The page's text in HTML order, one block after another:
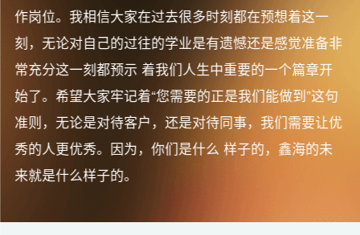
作岗位。我相信大家在过去很多时刻都在预想着这一
刻，无论对自己的过往的学业是有遗憾还是感觉准备非
常充分这一刻都预示 着我们人生中重要的一个篇章开
始了。希望大家牢记着“您需要的正是我们能做到”这句
准则，无论是对待客户，还是对待同事，我们需要让优
秀的人更优秀。因为，你们是什么 样子的，鑫海的未
来就是什么样子的。